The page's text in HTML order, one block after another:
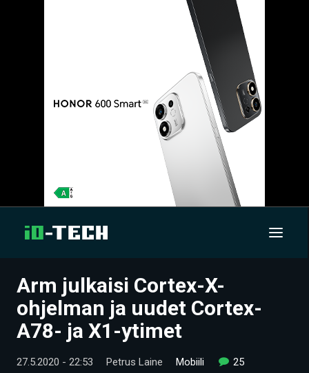
UUTISET
ARTIKKELIT
VIDEOT
Arm julkaisi Cortex-X-
ohjelman ja uudet Cortex-
A78- ja X1-ytimet
27.5.2020 - 22:53 Petrus Laine Mobiili 25